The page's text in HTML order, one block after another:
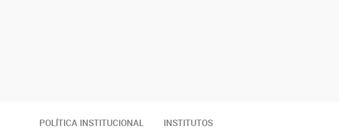
POLÍTICA INSTITUCIONAL INSTITUTOS